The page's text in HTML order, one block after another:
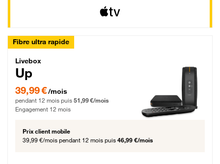
Fibre ultra rapide
Livebox Up Fibre
Livebox
Up
39,99 € par mois pendant 12 mois puis 51,99 € par mois, Engagement 12 mois
39,99 €/mois
pendant 12 mois puis 51,99 €/mois
Engagement 12 mois
Prix client mobile
39,99 €/mois pendant 12 mois puis 46,99 €/mois